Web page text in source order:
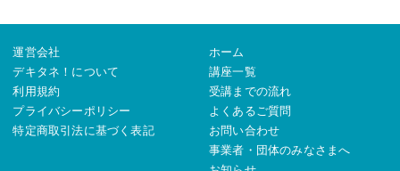
運営会社
デキタネ！について
利用規約
プライバシーポリシー
特定商取引法に基づく表記
ホーム
講座一覧
受講までの流れ
よくあるご質問
お問い合わせ
事業者・団体のみなさまへ